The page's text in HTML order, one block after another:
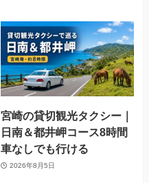
宮崎の貸切観光タクシー｜
日南＆都井岬コース8時間
車なしでも行ける
2026年8月5日